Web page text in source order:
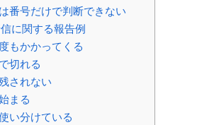
番号だけで判断できない
信に関する報告例
もかかってくる
切れる
されない
まる
い分けている